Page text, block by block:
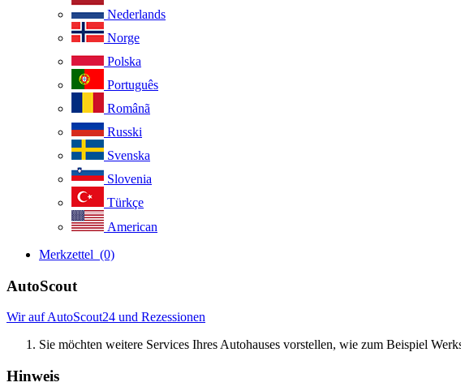
Nederlands
Norge
Polska
Português
Românã
Russki
Svenska
Slovenia
Türkçe
American
Merkzettel (0)
AutoScout
Wir auf AutoScout24 und Rezessionen
Sie möchten weitere Services Ihres Autohauses vorstellen, wie zum Beispiel
Hinweis